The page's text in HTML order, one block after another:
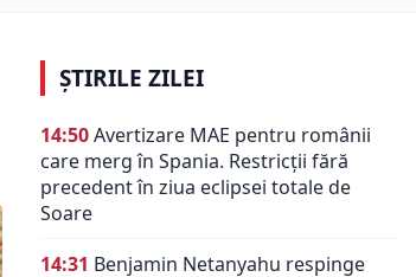
ȘTIRILE ZILEI
14:50Avertizare MAE pentru românii
care merg în Spania. Restricții fără
precedent în ziua eclipsei totale de
Soare
14:31 Benjamin Netanyahu respinge